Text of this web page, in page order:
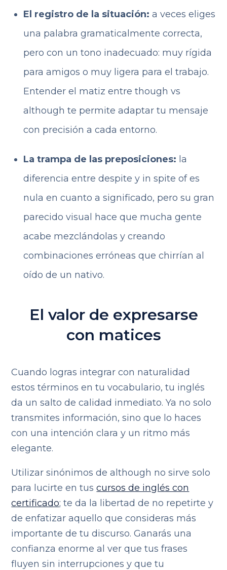
El registro de la situación: a veces eliges
una palabra gramaticalmente correcta,
pero con un tono inadecuado: muy rígida
para amigos o muy ligera para el trabajo.
Entender el matiz entre though vs
although te permite adaptar tu mensaje
con precisión a cada entorno.
La trampa de las preposiciones: la
diferencia entre despite y in spite of es
nula en cuanto a significado, pero su gran
parecido visual hace que mucha gente
acabe mezclándolas y creando
combinaciones erróneas que chirrían al
oído de un nativo.
El valor de expresarse
con matices
Cuando logras integrar con naturalidad
estos términos en tu vocabulario, tu inglés
da un salto de calidad inmediato. Ya no solo
transmites información, sino que lo haces
con una intención clara y un ritmo más
elegante.
Utilizar sinónimos de although no sirve solo
para lucirte en tuscursos de inglés con
certificado; te da la libertad de no repetirte y
de enfatizar aquello que consideras más
importante de tu discurso. Ganarás una
confianza enorme al ver que tus frases
fluyen sin interrupciones y que tu